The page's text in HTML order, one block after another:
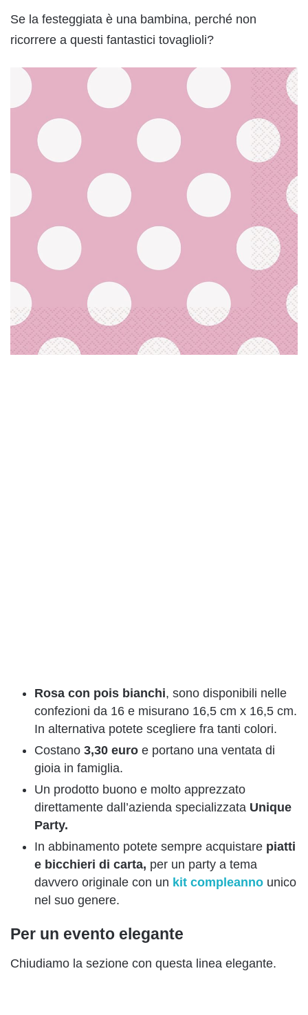
Se la festeggiata è una bambina, perché non
ricorrere a questi fantastici tovaglioli?
Rosa con pois bianchi, sono disponibili nelle
confezioni da 16 e misurano 16,5 cm x 16,5 cm.
In alternativa potete scegliere fra tanti colori.
Costano 3,30 euro e portano una ventata di
gioia in famiglia.
Un prodotto buono e molto apprezzato
direttamente dall’azienda specializzata Unique
Party.
In abbinamento potete sempre acquistare piatti
e bicchieri di carta, per un party a tema
davvero originale con un kit compleanno unico
nel suo genere.
Per un evento elegante
Chiudiamo la sezione con questa linea elegante.